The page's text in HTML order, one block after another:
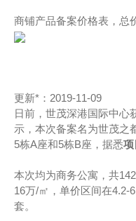
商铺产品备案价格表，总
更新*：2019-11-09
日前，世茂深港国际中心
示，本次备案名为世茂之
5栋A座和5栋B座，据悉项
本次均为商务公寓，共
16万/㎡，单价区间在4.2-
套。